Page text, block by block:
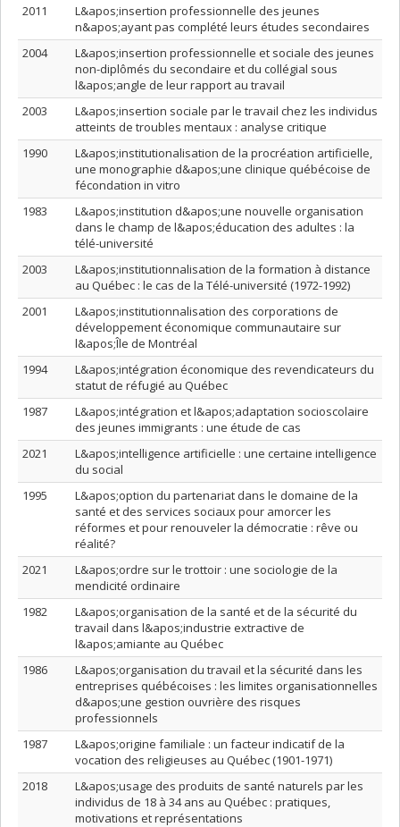
2011
L&apos;insertion professionnelle des jeunes
n&apos;ayant pas complété leurs études secondaires
2004
L&apos;insertion professionnelle et sociale des jeunes
non-diplômés du secondaire et du collégial sous
l&apos;angle de leur rapport au travail
2003
L&apos;insertion sociale par le travail chez les individus
atteints de troubles mentaux : analyse critique
1990
L&apos;institutionalisation de la procréation artificielle,
une monographie d&apos;une clinique québécoise de
fécondation in vitro
1983
L&apos;institution d&apos;une nouvelle organisation
dans le champ de l&apos;éducation des adultes : la
télé-université
2003
L&apos;institutionnalisation de la formation à distance
au Québec : le cas de la Télé-université (1972-1992)
2001
L&apos;institutionnalisation des corporations de
développement économique communautaire sur
l&apos;Île de Montréal
1994
L&apos;intégration économique des revendicateurs du
statut de réfugié au Québec
1987
L&apos;intégration et l&apos;adaptation socioscolaire
des jeunes immigrants : une étude de cas
2021
L&apos;intelligence artificielle : une certaine intelligence
du social
1995
L&apos;option du partenariat dans le domaine de la
santé et des services sociaux pour amorcer les
réformes et pour renouveler la démocratie : rêve ou
réalité?
2021
L&apos;ordre sur le trottoir : une sociologie de la
mendicité ordinaire
1982
L&apos;organisation de la santé et de la sécurité du
travail dans l&apos;industrie extractive de
l&apos;amiante au Québec
1986
L&apos;organisation du travail et la sécurité dans les
entreprises québécoises : les limites organisationnelles
d&apos;une gestion ouvrière des risques
professionnels
1987
L&apos;origine familiale : un facteur indicatif de la
vocation des religieuses au Québec (1901-1971)
2018
L&apos;usage des produits de santé naturels par les
individus de 18 à 34 ans au Québec : pratiques,
motivations et représentations